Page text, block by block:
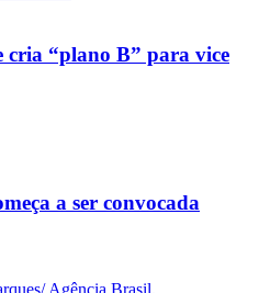
cria “plano B” para vice
a ser convocada